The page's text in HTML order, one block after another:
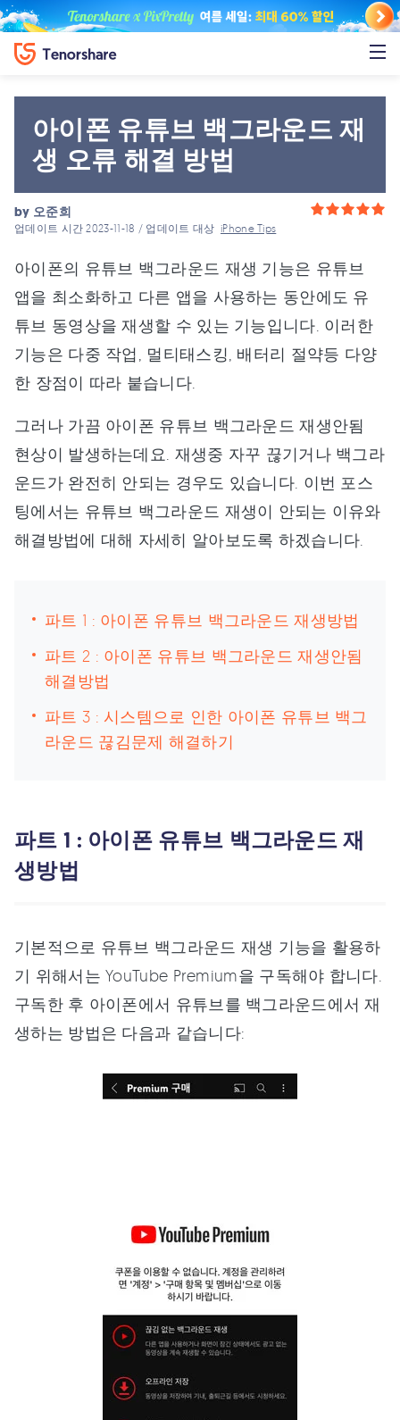
아이폰 유튜브 백그라운드 재
생 오류 해결 방법
by 오준희
업데이트 시간 2023-11-18 / 업데이트 대상 iPhone Tips
아이폰의 유튜브 백그라운드 재생 기능은 유튜브
앱을 최소화하고 다른 앱을 사용하는 동안에도 유
튜브 동영상을 재생할 수 있는 기능입니다. 이러한
기능은 다중 작업, 멀티태스킹, 배터리 절약등 다양
한 장점이 따라 붙습니다.
그러나 가끔 아이폰 유튜브 백그라운드 재생안됨
현상이 발생하는데요. 재생중 자꾸 끊기거나 백그라
운드가 완전히 안되는 경우도 있습니다. 이번 포스
팅에서는 유튜브 백그라운드 재생이 안되는 이유와
해결방법에 대해 자세히 알아보도록 하겠습니다.
파트 1 : 아이폰 유튜브 백그라운드 재생방법
파트 2 : 아이폰 유튜브 백그라운드 재생안됨
해결방법
파트 3 : 시스템으로 인한 아이폰 유튜브 백그
라운드 끊김문제 해결하기
파트 1 : 아이폰 유튜브 백그라운드 재
생방법
기본적으로 유튜브 백그라운드 재생 기능을 활용하
기 위해서는 YouTube Premium을 구독해야 합니다.
구독한 후 아이폰에서 유튜브를 백그라운드에서 재
생하는 방법은 다음과 같습니다: